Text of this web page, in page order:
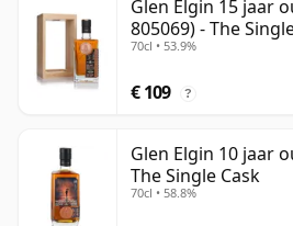
Glen Elgin 15 jaar
805069) - The
70cl • 53.9%
€ 109 ?
Glen Elgin 10 jaar
The Single Cask
70cl • 58.8%